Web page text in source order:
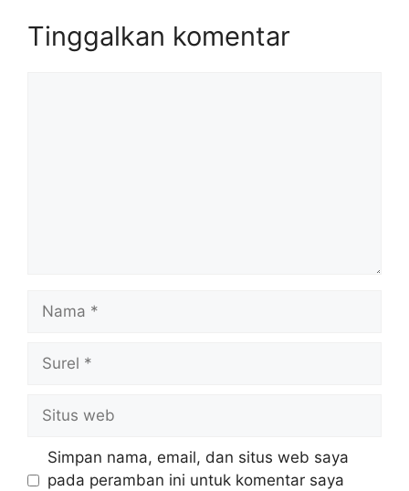
Tinggalkan komentar
Nama
Surel
Situs
web
Simpan nama, email, dan situs web saya
pada peramban ini untuk komentar saya